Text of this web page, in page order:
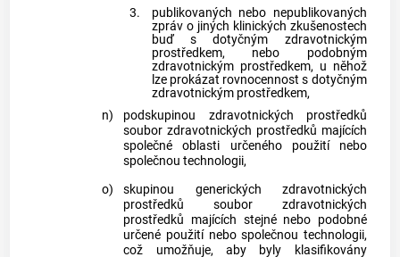
3.
publikovaných nebo nepublikovaných
zpráv o jiných klinických zkušenostech
buď s dotyčným zdravotnickým
prostředkem, nebo podobným
zdravotnickým prostředkem, u něhož
lze prokázat rovnocennost s dotyčným
zdravotnickým prostředkem,
n)
podskupinou zdravotnických prostředků
soubor zdravotnických prostředků majících
společné oblasti určeného použití nebo
společnou technologii,
o)
skupinou generických zdravotnických
prostředků soubor zdravotnických
prostředků majících stejné nebo podobné
určené použití nebo společnou technologii,
což umožňuje, aby byly klasifikovány